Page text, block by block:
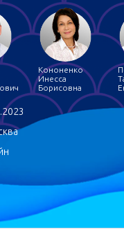
Кононенко
Инесса
Борисовна